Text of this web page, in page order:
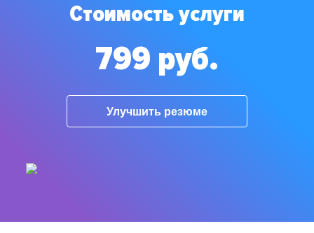
Стоимость услуги
799 руб.
Улучшить резюме